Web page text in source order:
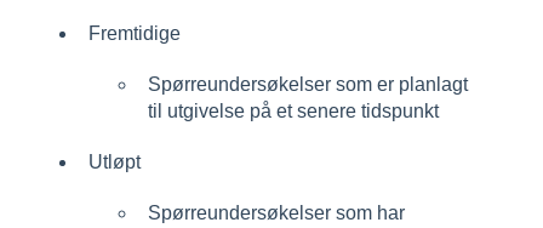
Fremtidige
Spørreundersøkelser som er planlagt
til utgivelse på et senere tidspunkt
Utløpt
Spørreundersøkelser som har